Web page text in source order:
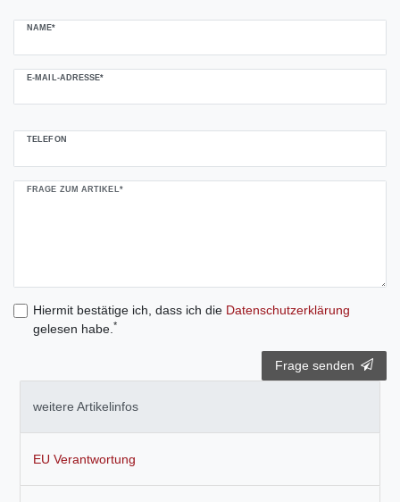
NAME*
E-MAIL-ADRESSE*
TELEFON
FRAGE ZUM ARTIKEL*
Hiermit bestätige ich, dass ich die Daten­schutz­erklärung
gelesen habe. *
Frage senden
weitere Artikelinfos
EU Verantwortung